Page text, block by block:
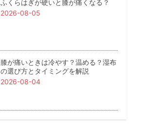
ふくらはぎが硬いと膝が痛くなる？
2026-08-05
膝が痛いときは冷やす？温める？湿布
の選び方とタイミングを解説
2026-08-04